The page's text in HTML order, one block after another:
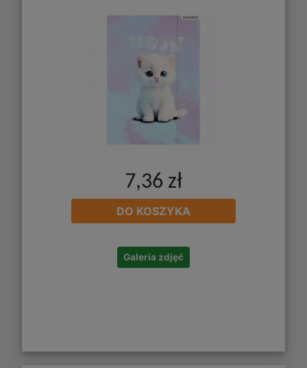
7,36 zł
DO KOSZYKA
Galeria zdjęć